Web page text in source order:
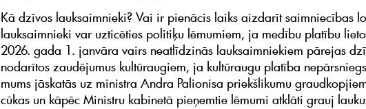
Kā dzīvos lauksaimnieki? Vai ir pienācis laiks aizdarīt saimniecības
lauksaimnieki var uzticēties politiķu lēmumiem, ja medību platību
2026. gada 1. janvāra vairs neatlīdzinās lauksaimniekiem pārejas
nodarītos zaudējumus kultūraugiem, ja kultūraugu platība
mums jāskatās uz ministra Andra Palionisa priekšlikumu
cūkas un kāpēc Ministru kabinetā pieņemtie lēmumi atklāti grauj